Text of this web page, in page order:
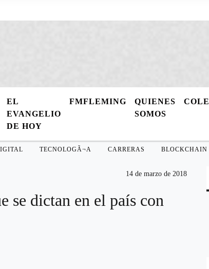
EL
EVANGELIO
DE HOY
FMFLEMING
QUIENES
SOMOS
TECNOLOGÃ¬A CARRERAS BLOCKCHAIN
14 de marzo de 2018
se dictan en el país con